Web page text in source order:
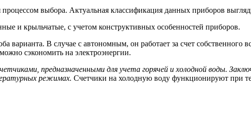
выбора. Актуальная классификация данных приборов
и крыльчатые, с учетом конструктивных особенностей приборов.
В случае с автономным, он работает за счет собственного
сэкономить на электроэнергии.
предназначенными для учета горячей и холодной воды.
режимах. Счетчики на холодную воду функционируют при